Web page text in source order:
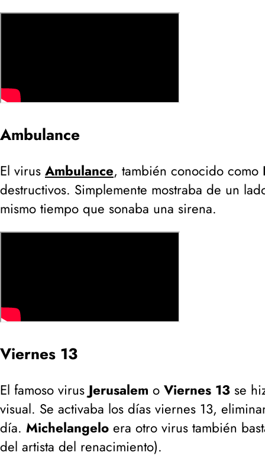
Ambulance
El virus Ambulance, también conocido como
destructivos. Simplemente mostraba de un
mismo tiempo que sonaba una sirena.
Viernes 13
El famoso virus Jerusalem o Viernes 13 se
visual. Se activaba los días viernes 13,
día. Michelangelo era otro virus también
del artista del renacimiento).